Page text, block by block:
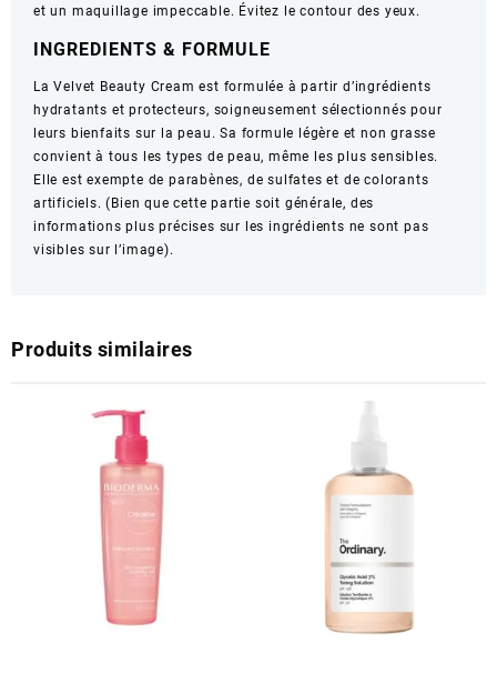
et un maquillage impeccable. Évitez le contour des yeux.
INGREDIENTS & FORMULE
La Velvet Beauty Cream est formulée à partir d’ingrédients
hydratants et protecteurs, soigneusement sélectionnés pour
leurs bienfaits sur la peau. Sa formule légère et non grasse
convient à tous les types de peau, même les plus sensibles.
Elle est exempte de parabènes, de sulfates et de colorants
artificiels. (Bien que cette partie soit générale, des
informations plus précises sur les ingrédients ne sont pas
visibles sur l’image).
Produits similaires